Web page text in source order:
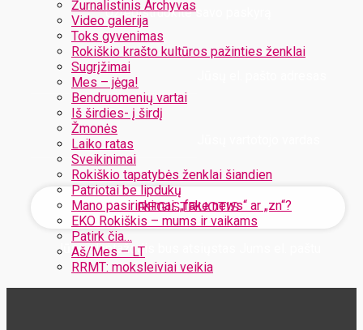
Žurnalistinis Archyvas
Video galerija
Toks gyvenimas
Rokiškio krašto kultūros pažinties ženklai
Sugrįžimai
Mes – jėga!
Bendruomenių vartai
Iš širdies- į širdį
Žmonės
Laiko ratas
Sveikinimai
Rokiškio tapatybės ženklai šiandien
Patriotai be lipdukų
Mano pasirinkimai: „fake news“ ar „zn“?
EKO Rokiškis – mums ir vaikams
Patirk čia…
Aš/Mes – LT
RRMT: moksleiviai veikia
Užregistruokite savo paskyrą
Jūsų slaptažodis bus atsiųstas Jums el. paštu